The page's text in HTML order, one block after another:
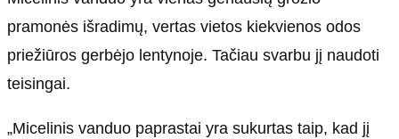
pramonės išradimų, vertas vietos kiekvienos odos
priežiūros gerbėjo lentynoje. Tačiau svarbu jį naudoti
teisingai.
„Micelinis vanduo paprastai yra sukurtas taip, kad jį